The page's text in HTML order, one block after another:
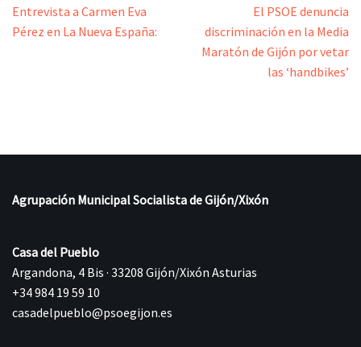
Entrevista a Carmen Eva
Pérez en La Nueva España:
El PSOE denuncia
discriminación en la Media
Maratón de Gijón por vetar
las ‘handbikes’
Agrupación Municipal Socialista de Gijón/Xixón
Casa del Pueblo
Argandona, 4 Bis · 33208 Gijón/Xixón Asturias
+34 984 19 59 10
casadelpueblo@psoegijon.es